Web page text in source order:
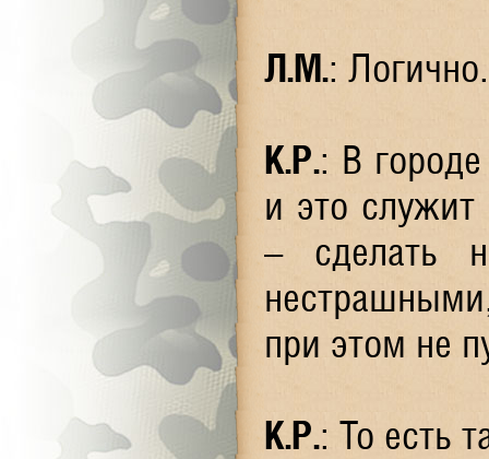
Л.М.: Логично.
К.Р.: В
и это
– сделать
при этом не
К.Р.: То есть